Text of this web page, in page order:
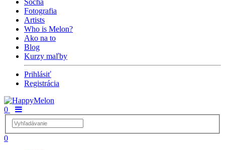
Socha
Fotografia
Artists
Who is Melon?
Ako na to
Blog
Kurzy maľby
Prihlásiť
Registrácia
0
0